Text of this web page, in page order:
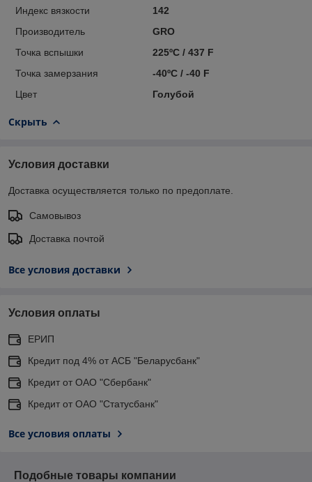
Индекс вязкости
142
Производитель
GRO
Точка вспышки
225ºC / 437 F
Точка замерзания
-40ºC / -40 F
Цвет
Голубой
Скрыть
Условия доставки
Доставка осуществляется только по предоплате.
Самовывоз
Доставка почтой
Все условия доставки
Условия оплаты
ЕРИП
Кредит под 4% от АСБ "Беларусбанк"
Кредит от ОАО "Сбербанк"
Кредит от ОАО "Статусбанк"
Все условия оплаты
Подобные товары компании